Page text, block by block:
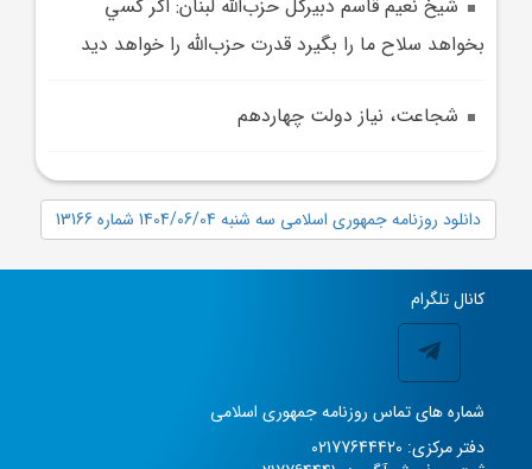
شيخ نعيم قاسم دبيرکل حزب‌الله لبنان: اگر کسي
بخواهد سلاح ما را بگيرد قدرت حزب‌الله را خواهد ديد
شجاعت، نياز دولت چهاردهم
دانلود روزنامه جمهوری اسلامی سه شنبه 1404/06/04 شماره 13166
کانال تلگرام
شماره های تماس روزنامه جمهوری اسلامی
دفتر مرکزی: 02177644420